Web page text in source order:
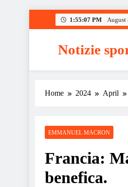
1:55:08 PM August
Notizie
Home 2024 April
EMMANUEL MACRON
Francia:
benefica.